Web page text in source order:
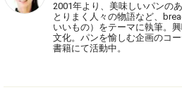
2001年より、美味しいパンの
とりまく人々の物語など、
いいもの）をテーマに執筆。
文化。パンを愉しむ企画のコ
書籍にて活動中。